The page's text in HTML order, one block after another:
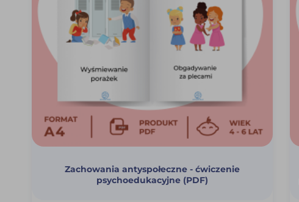
Zachowania antyspołeczne - ćwiczenie
psychoedukacyjne (PDF)